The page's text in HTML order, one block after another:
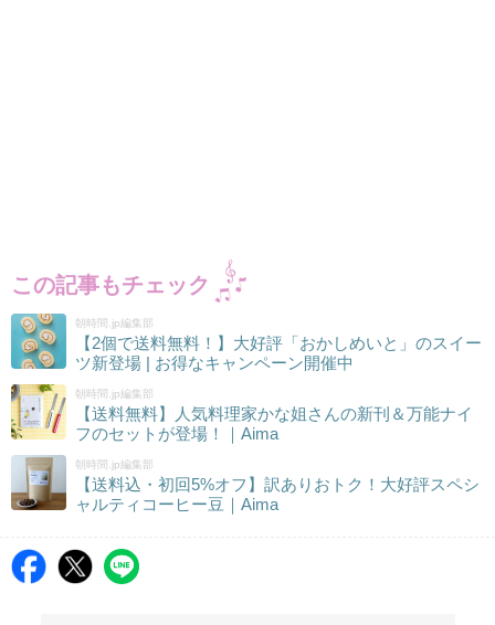
この記事もチェック
朝時間.jp編集部
【2個で送料無料！】大好評「おかしめいと」のスイー
ツ新登場 | お得なキャンペーン開催中
朝時間.jp編集部
【送料無料】人気料理家かな姐さんの新刊＆万能ナイ
フのセットが登場！｜Aima
朝時間.jp編集部
【送料込・初回5%オフ】訳ありおトク！大好評スペシ
ャルティコーヒー豆｜Aima